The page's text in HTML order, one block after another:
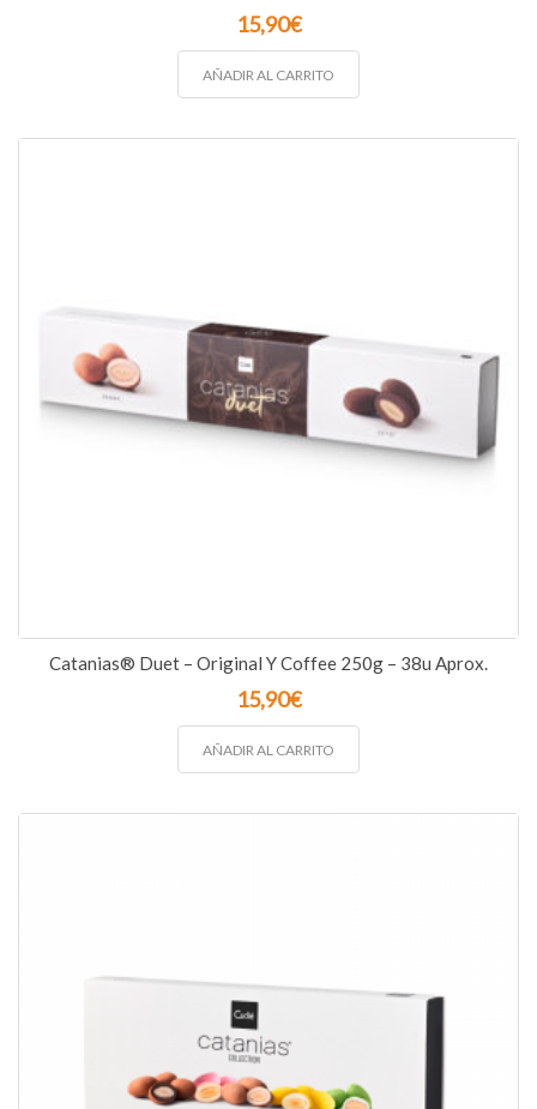
15,90€
AÑADIR AL CARRITO
Catanias® Duet – Original Y Coffee 250g – 38u Aprox.
15,90€
AÑADIR AL CARRITO